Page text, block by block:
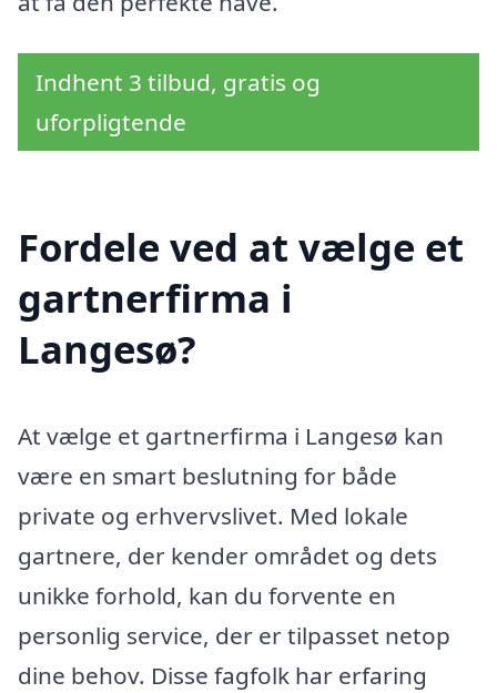
Indhent 3 tilbud, gratis og
uforpligtende
Fordele ved at vælge et
gartnerfirma i
Langesø?
At vælge et gartnerfirma i Langesø kan
være en smart beslutning for både
private og erhvervslivet. Med lokale
gartnere, der kender området og dets
unikke forhold, kan du forvente en
personlig service, der er tilpasset netop
dine behov. Disse fagfolk har erfaring